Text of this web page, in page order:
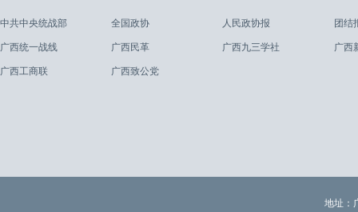
中共中央统战部 全国政协 人民政协报 团结
广西统一战线 广西民革 广西九三学社 广西
广西工商联 广西致公党
地址：